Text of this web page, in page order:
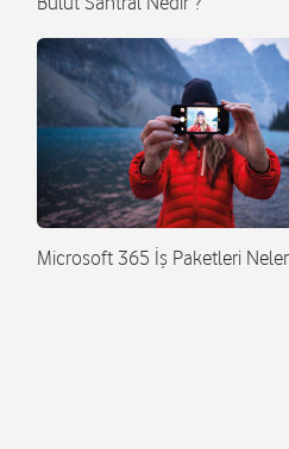
Microsoft 365 İş Paketleri